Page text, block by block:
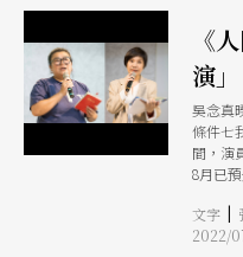
《
演
吳念真
條件七
間，演
8月已
的觀眾
論、協
文字 |
2022/